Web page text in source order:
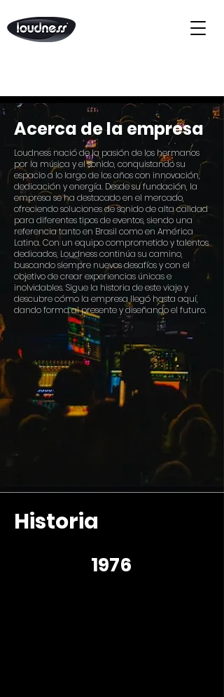
Acerca de la empresa
Loudness nació de la pasión de los hermanos
por la música y el sonido, conquistando su
espacio a lo largo de los años con innovación,
dedicación y energía. Desde su fundación, la
empresa se ha destacado en el mercado,
ofreciendo soluciones de sonido de alta calidad
para diferentes tipos de eventos, siendo una
referencia tanto en Brasil como en América
Latina. Con un equipo comprometido y talentos
dedicados, Loudness continúa su camino,
buscando siempre nuevos desafíos y con el
objetivo de crear experiencias únicas e
inolvidables. Sigue la historia de este viaje y
descubre cómo la empresa llegó hasta aquí,
dando forma al presente y diseñando el futuro.
Historia
1976